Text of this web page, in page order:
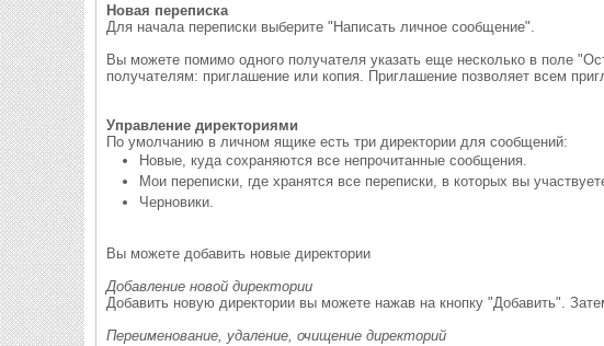
Новая переписка
Для начала переписки выберите "Написать личное сообщение".
Вы можете помимо одного получателя указать еще несколько в поле
получателям: приглашение или копия. Приглашение позволяет всем
Управление директориями
По умолчанию в личном ящике есть три директории для сообщений:
Новые, куда сохраняются все непрочитанные сообщения.
Мои переписки, где хранятся все переписки, в которых вы
Черновики.
Вы можете добавить новые директории
Добавление новой директории
Добавить новую директории вы можете нажав на кнопку "Добавить".
Переименование, удаление, очищение директорий